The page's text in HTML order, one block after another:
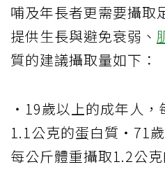
哺及年長者更需要攝取
提供生長與避免衰弱、
質的建議攝取量如下：
・19歲以上的成年人
1.1公克的蛋白質・71
每公斤體重攝取1.2公